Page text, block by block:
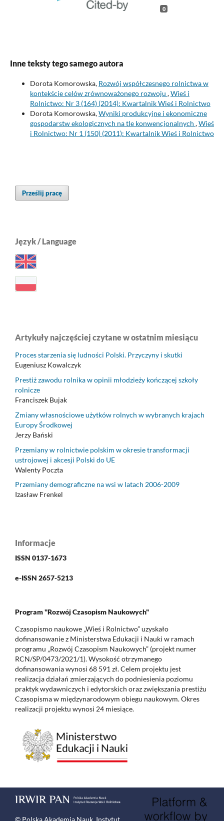
0
Inne teksty tego samego autora
Dorota Komorowska, Rozwój współczesnego rolnictwa w
kontekście celów zrównoważonego rozwoju ,Wieś i
Rolnictwo: Nr 3 (164) (2014): Kwartalnik Wieś i Rolnictwo
Dorota Komorowska,Wyniki produkcyjne i ekonomiczne
gospodarstw ekologicznych na tle konwencjonalnych ,Wieś
i Rolnictwo: Nr 1 (150) (2011): Kwartalnik Wieś i Rolnictwo
Prześlij pracę
Język / Language
Artykuły najczęściej czytane w ostatnim miesiącu
Proces starzenia się ludności Polski. Przyczyny i skutki
Eugeniusz Kowalczyk
Prestiż zawodu rolnika w opinii młodzieży kończącej szkoły
rolnicze
Franciszek Bujak
Zmiany własnościowe użytków rolnych w wybranych krajach
Europy Środkowej
Jerzy Bański
Przemiany w rolnictwie polskim w okresie transformacji
ustrojowej i akcesji Polski do UE
Walenty Poczta
Przemiany demograficzne na wsi w latach 2006-2009
Izasław Frenkel
Informacje
ISSN 0137-1673
e-ISSN 2657-5213
Program "Rozwój Czasopism Naukowych"
Czasopismo naukowe „Wieś i Rolnictwo” uzyskało
dofinansowanie z Ministerstwa Edukacji i Nauki w ramach
programu „Rozwój Czasopism Naukowych” (projekt numer
RCN/SP/0473/2021/1). Wysokość otrzymanego
dofinansowania wynosi 68 591 zł. Celem projektu jest
realizacja działań zmierzających do podniesienia poziomu
praktyk wydawniczych i edytorskich oraz zwiększania prestiżu
Czasopisma w międzynarodowym obiegu naukowym. Okres
realizacji projektu wynosi 24 miesiące.